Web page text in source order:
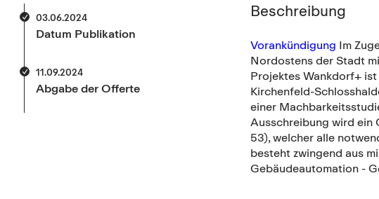
03.06.2024
Datum Publikation
11.09.2024
Abgabe der Offerte
Beschreibung
Vorankündigung Im
Nordostens der Stadt
Projektes Wankdorf+
Kirchenfeld-
einer
Ausschreibung wird ein
53), welcher alle
besteht zwingend aus
Gebäudeautomation -